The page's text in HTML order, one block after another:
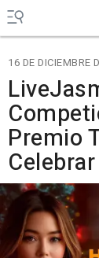
16 DE DICIEMBRE
Premio